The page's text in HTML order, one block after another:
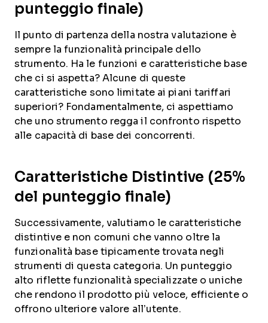
punteggio finale)
Il punto di partenza della nostra valutazione è
sempre la funzionalità principale dello
strumento. Ha le funzioni e caratteristiche base
che ci si aspetta? Alcune di queste
caratteristiche sono limitate ai piani tariffari
superiori? Fondamentalmente, ci aspettiamo
che uno strumento regga il confronto rispetto
alle capacità di base dei concorrenti.
Caratteristiche Distintive (25%
del punteggio finale)
Successivamente, valutiamo le caratteristiche
distintive e non comuni che vanno oltre la
funzionalità base tipicamente trovata negli
strumenti di questa categoria. Un punteggio
alto riflette funzionalità specializzate o uniche
che rendono il prodotto più veloce, efficiente o
offrono ulteriore valore all’utente.